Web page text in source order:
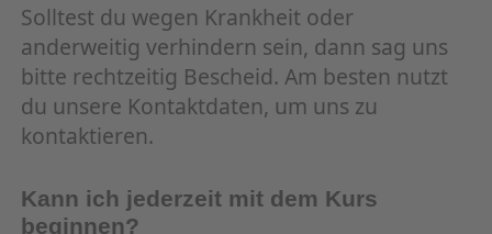
Solltest du wegen Krankheit oder
anderweitig verhindern sein, dann sag uns
bitte rechtzeitig Bescheid. Am besten nutzt
du unsere Kontaktdaten, um uns zu
kontaktieren.
Kann ich jederzeit mit dem Kurs
beginnen?